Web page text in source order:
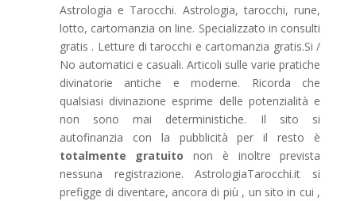
Astrologia e Tarocchi. Astrologia, tarocchi, rune,
lotto, cartomanzia on line. Specializzato in consulti
gratis . Letture di tarocchi e cartomanzia gratis.Si /
No automatici e casuali. Articoli sulle varie pratiche
divinatorie antiche e moderne. Ricorda che
qualsiasi divinazione esprime delle potenzialità e
non sono mai deterministiche. Il sito si
autofinanzia con la pubblicità per il resto è
totalmente gratuito non è inoltre prevista
nessuna registrazione. AstrologiaTarocchi.it si
prefigge di diventare, ancora di più , un sito in cui ,